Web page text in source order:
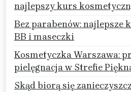
najlepszy kurs
Bez parabenów: najlepsze
BB i maseczki
Kosmetyczka Warszawa:
pielęgnacja w Strefie
Skąd biorą się